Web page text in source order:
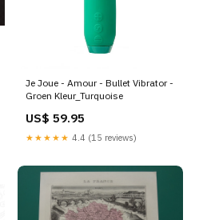
Je Joue - Amour - Bullet Vibrator -
Groen Kleur_Turquoise
US$ 59.95
★★★★★ 4.4 (15 reviews)